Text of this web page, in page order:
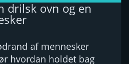
drilsk ovn og en
af mennesker
hvordan holdet bag